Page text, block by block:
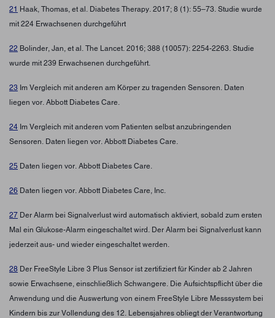
21 Haak, Thomas, et al. Diabetes Therapy. 2017; 8 (1): 55–73. Studie wurde
mit 224 Erwachsenen durchgeführt
22 Bolinder, Jan, et al. The Lancet. 2016; 388 (10057): 2254-2263. Studie
wurde mit 239 Erwachsenen durchgeführt.
23 Im Vergleich mit anderen am Körper zu tragenden Sensoren. Daten
liegen vor. Abbott Diabetes Care.
24 Im Vergleich mit anderen vom Patienten selbst anzubringenden
Sensoren. Daten liegen vor. Abbott Diabetes Care.
25 Daten liegen vor. Abbott Diabetes Care.
26 Daten liegen vor. Abbott Diabetes Care, Inc.
27 Der Alarm bei Signalverlust wird automatisch aktiviert, sobald zum ersten
Mal ein Glukose-Alarm eingeschaltet wird. Der Alarm bei Signalverlust kann
jederzeit aus- und wieder eingeschaltet werden.
28 Der FreeStyle Libre 3 Plus Sensor ist zertifiziert für Kinder ab 2 Jahren
sowie Erwachsene, einschließlich Schwangere. Die Aufsichtspflicht über die
Anwendung und die Auswertung von einem FreeStyle Libre Messsystem bei
Kindern bis zur Vollendung des 12. Lebensjahres obliegt der Verantwortung